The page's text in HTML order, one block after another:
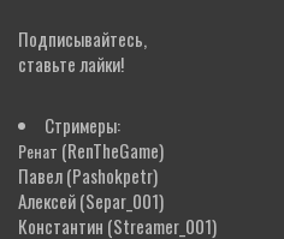
Подписывайтесь,
ставьте лайки!
Стримеры:
Ренат (RenTheGame)
Павел(Pashokpetr)
Алексей(Separ_001)
Константин (Streamer_001)